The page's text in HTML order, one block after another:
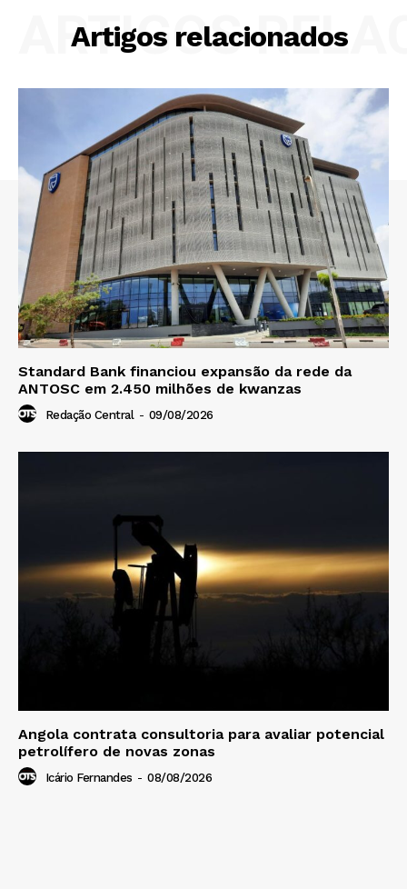
Artigos relacionados
ARTIGOS
Standard Bank financiou expansão da rede da
ANTOSC em 2.450 milhões de kwanzas
Redação Central - 09/08/2026
Angola contrata consultoria para avaliar potencial
petrolífero de novas zonas
Icário Fernandes - 08/08/2026